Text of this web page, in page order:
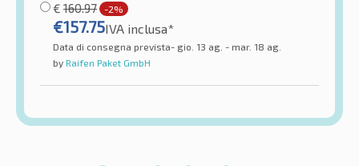
€ 160.97 -2%
€157.75IVA inclusa*
Data di consegna prevista- gio. 13 ag. - mar. 18 ag.
by Raifen Paket GmbH